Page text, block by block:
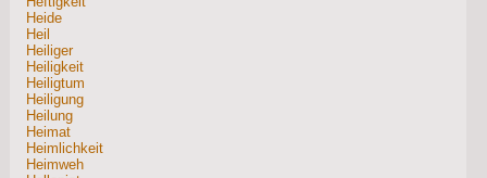
Heide
Heil
Heiliger
Heiligkeit
Heiligtum
Heiligung
Heilung
Heimat
Heimlichkeit
Heimweh